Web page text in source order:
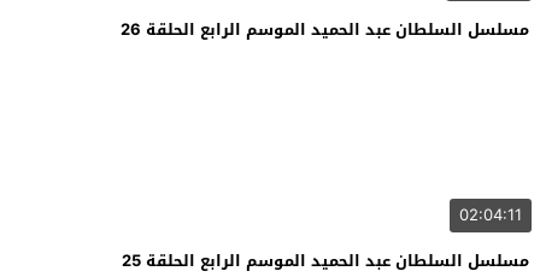
مسلسل السلطان عبد الحميد الموسم الرابع الحلقة 26
02:04:11
مسلسل السلطان عبد الحميد الموسم الرابع الحلقة 25